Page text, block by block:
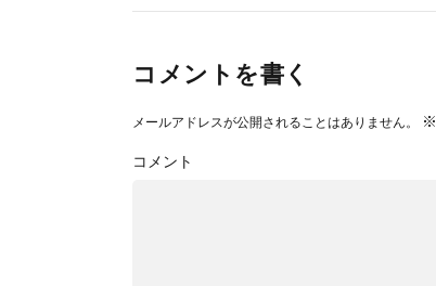
コメントを書く
メールアドレスが公開されることはありません。 ※
コメント